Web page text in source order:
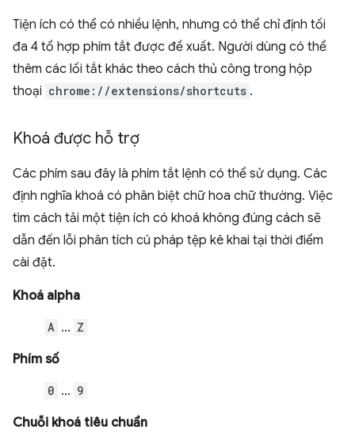
Tiện ích có thể có nhiều lệnh, nhưng có thể chỉ định tối
đa 4 tổ hợp phím tắt được đề xuất. Người dùng có thể
thêm các lối tắt khác theo cách thủ công trong hộp
thoại chrome://extensions/shortcuts .
Khoá được hỗ trợ
Các phím sau đây là phím tắt lệnh có thể sử dụng. Các
định nghĩa khoá có phân biệt chữ hoa chữ thường. Việc
tìm cách tải một tiện ích có khoá không đúng cách sẽ
dẫn đến lỗi phân tích cú pháp tệp kê khai tại thời điểm
cài đặt.
Khoá alpha
A … Z
Phím số
0 … 9
Chuỗi khoá tiêu chuẩn